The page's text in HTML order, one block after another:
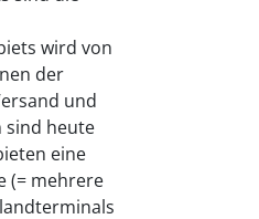
wird von
der
und
sind heute
eine
(= mehrere